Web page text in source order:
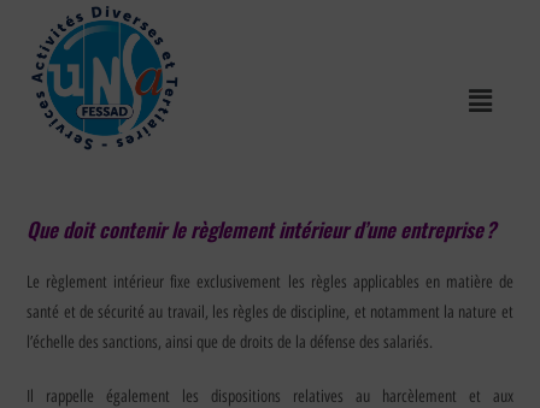
Que doit contenir le règlement intérieur d’une entreprise ?
Le règlement intérieur fixe exclusivement les règles applicables en matière de
santé et de sécurité au travail, les règles de discipline, et notamment la nature et
l’échelle des sanctions, ainsi que de droits de la défense des salariés.
Il rappelle également les dispositions relatives au harcèlement et aux